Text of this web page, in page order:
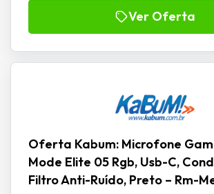
Ver Oferta
Oferta Kabum: Microfone
Mode Elite 05 Rgb, Usb-C,
Filtro Anti-Ruído, Preto – Rm-